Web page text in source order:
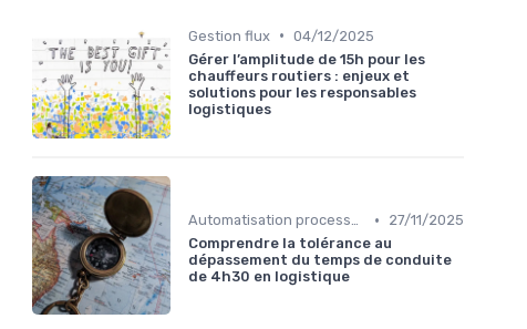
Gestion flux • 04/12/2025
Gérer l’amplitude de 15h pour les
chauffeurs routiers : enjeux et
solutions pour les responsables
logistiques
Automatisation processus •
27/11/2025
Comprendre la tolérance au
dépassement du temps de conduite
de 4h30 en logistique